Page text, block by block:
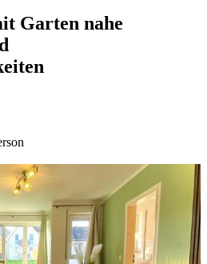
Garten nahe